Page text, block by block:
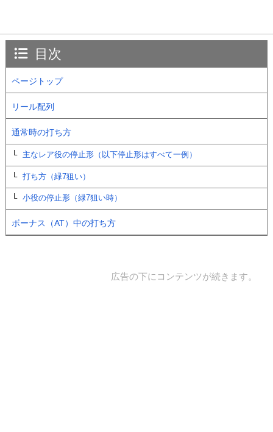
目次
ページトップ
リール配列
通常時の打ち方
主なレア役の停止形（以下停止形はすべて一例）
打ち方（緑7狙い）
小役の停止形（緑7狙い時）
ボーナス（AT）中の打ち方
広告の下にコンテンツが続きます。